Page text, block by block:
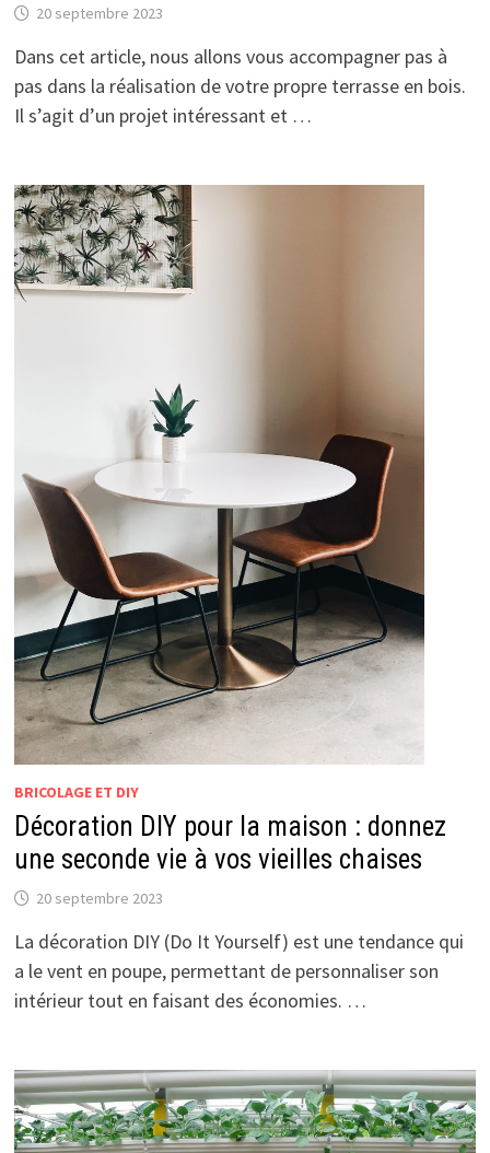
20 septembre 2023
Dans cet article, nous allons vous accompagner pas à
pas dans la réalisation de votre propre terrasse en bois.
Il s’agit d’un projet intéressant et …
BRICOLAGE ET DIY
Décoration DIY pour la maison : donnez
une seconde vie à vos vieilles chaises
20 septembre 2023
La décoration DIY (Do It Yourself) est une tendance qui
a le vent en poupe, permettant de personnaliser son
intérieur tout en faisant des économies. …